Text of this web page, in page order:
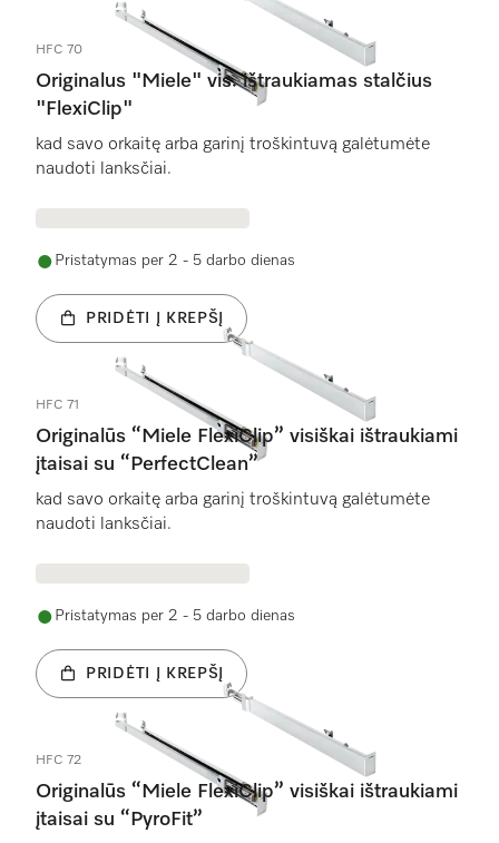
HFC 70
Originalus "Miele" vis. ištraukiamas stalčius
"FlexiClip"
kad savo orkaitę arba garinį troškintuvą galėtumėte
naudoti lanksčiai.
Pristatymas per 2 - 5 darbo dienas
PRIDĖTI Į KREPŠĮ
HFC 71
Originalūs “Miele FlexiClip” visiškai ištraukiami
įtaisai su “PerfectClean”
kad savo orkaitę arba garinį troškintuvą galėtumėte
naudoti lanksčiai.
Pristatymas per 2 - 5 darbo dienas
PRIDĖTI Į KREPŠĮ
HFC 72
Originalūs “Miele FlexiClip” visiškai ištraukiami
įtaisai su “PyroFit”